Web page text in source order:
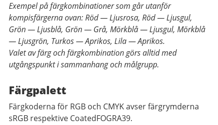
Exempel på färgkombinationer som går utanför
kompisfärgerna ovan: Röd — Ljusrosa, Röd — Ljusgul,
Grön — Ljusblå, Grön — Grå, Mörkblå — Ljusgul, Mörkblå
— Ljusgrön, Turkos — Aprikos, Lila — Aprikos.
Valet av färg och färgkombination görs alltid med
utgångspunkt i sammanhang och målgrupp.
Färgpalett
Färgkoderna för RGB och CMYK avser färgrymderna
sRGB respektive CoatedFOGRA39.